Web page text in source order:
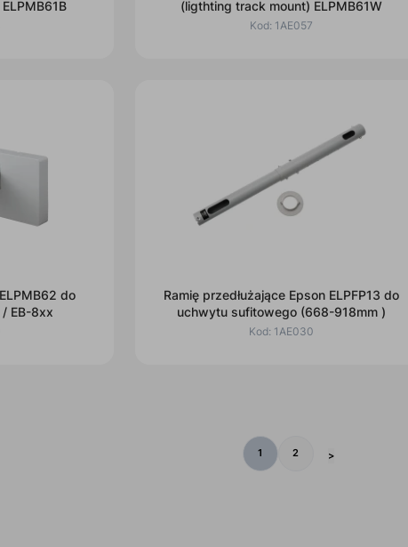
(ligthting track mount) ELPMB61W
Kod: 1AE057
do
EB-8xx
Ramię przedłużające Epson ELPFP13 do
uchwytu sufitowego (668-918mm )
Kod: 1AE030
1 2 >